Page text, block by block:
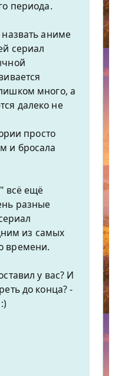
периода.
аниме
сериал
много, а
далеко не
просто
и бросала
всё ещё
разные
из самых
времени.
у вас? И
до конца? -